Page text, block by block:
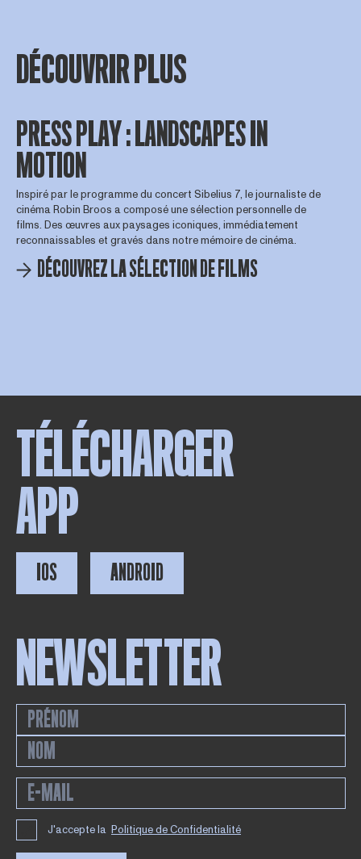
DÉCOUVRIR PLUS
PRESS PLAY : LANDSCAPES IN
MOTION
Inspiré par le programme du concert Sibelius 7, le journaliste de
cinéma Robin Broos a composé une sélection personnelle de
films. Des œuvres aux paysages iconiques, immédiatement
reconnaissables et gravés dans notre mémoire de cinéma.
DÉCOUVREZ LA SÉLECTION DE FILMS
TÉLÉCHARGER
APP
IOS ANDROID
NEWSLETTER
J'accepte la Politique de Confidentialité